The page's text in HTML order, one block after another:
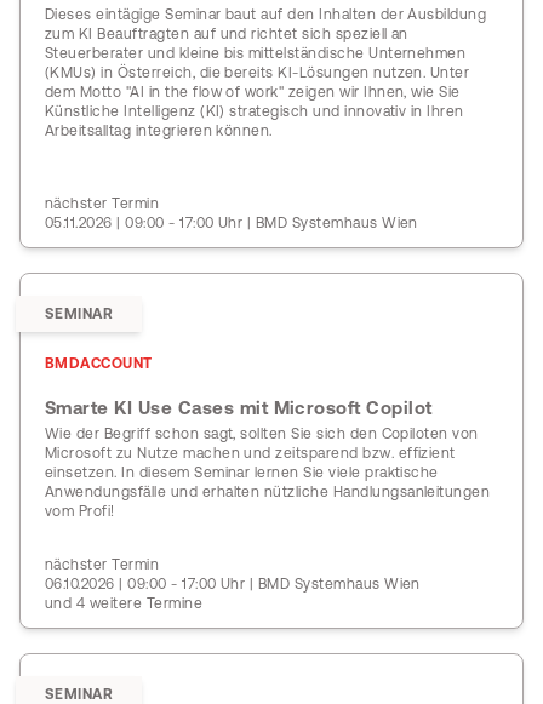
Dieses eintägige Seminar baut auf den Inhalten der Ausbildung
zum KI Beauftragten auf und richtet sich speziell an
Steuerberater und kleine bis mittelständische Unternehmen
(KMUs) in Österreich, die bereits KI-Lösungen nutzen. Unter
dem Motto "AI in the flow of work" zeigen wir Ihnen, wie Sie
Künstliche Intelligenz (KI) strategisch und innovativ in Ihren
Arbeitsalltag integrieren können.
nächster Termin
05.11.2026 | 09:00 - 17:00 Uhr | BMD Systemhaus Wien
SEMINAR
BMDACCOUNT
Smarte KI Use Cases mit Microsoft Copilot
Wie der Begriff schon sagt, sollten Sie sich den Copiloten von
Microsoft zu Nutze machen und zeitsparend bzw. effizient
einsetzen. In diesem Seminar lernen Sie viele praktische
Anwendungsfälle und erhalten nützliche Handlungsanleitungen
vom Profi!
nächster Termin
06.10.2026 | 09:00 - 17:00 Uhr | BMD Systemhaus Wien
und 4 weitere Termine
SEMINAR